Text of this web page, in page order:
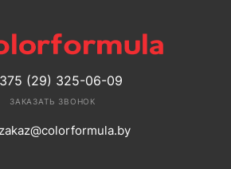
(29) 325-06-09
ЗАКАЗАТЬ ЗВОНОК
zakaz@colorformula.by